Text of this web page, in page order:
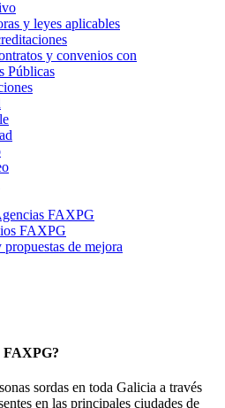
y leyes aplicables
y convenios con
Públicas
FAXPG
FAXPG
de mejora
FAXPG?
sordas en toda Galicia a través
en las principales ciudades de